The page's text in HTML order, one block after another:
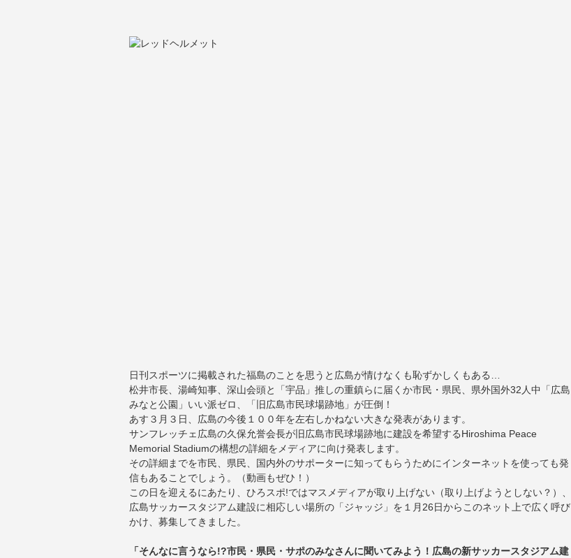
日刊スポーツに掲載された福島のことを思うと広島が情けなくも恥ずかしくもある…
松井市長、湯崎知事、深山会頭と「宇品」推しの重鎮らに届くか市民・県民、県外国外32人中「広島
みなと公園」いい派ゼロ、「旧広島市民球場跡地」が圧倒！
あす３月３日、広島の今後１００年を左右しかねない大きな発表があります。
サンフレッチェ広島の久保允誉会長が旧広島市民球場跡地に建設を希望するHiroshima Peace
Memorial Stadiumの構想の詳細をメディアに向け発表します。
その詳細までを市民、県民、国内外のサポーターに知ってもらうためにインターネットを使っても発
信もあることでしょう。（動画もぜひ！）
この日を迎えるにあたり、ひろスポ!ではマスメディアが取り上げない（取り上げようとしない？）、
広島サッカースタジアム建設に相応しい場所の「ジャッジ」を１月26日からこのネット上で広く呼び
かけ、募集してきました。
「そんなに言うなら!?市民・県民・サポのみなさんに聞いてみよう！広島の新サッカースタジアム建